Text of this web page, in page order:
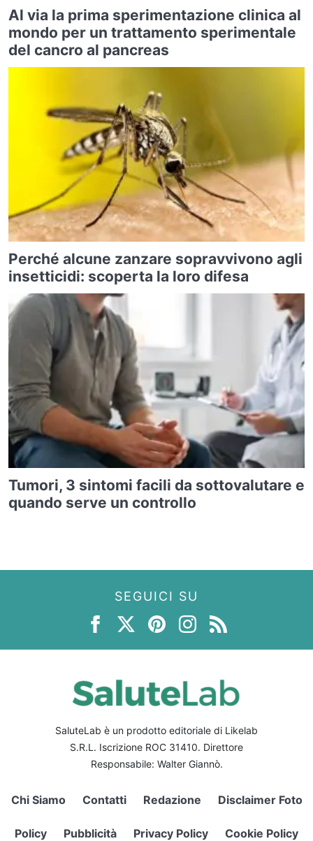
Al via la prima sperimentazione clinica al
mondo per un trattamento sperimentale
del cancro al pancreas
Perché alcune zanzare sopravvivono agli
insetticidi: scoperta la loro difesa
Tumori, 3 sintomi facili da sottovalutare e
quando serve un controllo
SEGUICI SU
SaluteLab è un prodotto editoriale di Likelab
S.R.L. Iscrizione ROC 31410. Direttore
Responsabile: Walter Giannò.
Chi Siamo Contatti Redazione Disclaimer Foto
Policy Pubblicità Privacy Policy Cookie Policy